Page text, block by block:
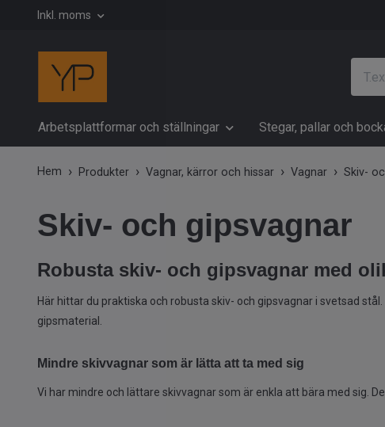
Inkl. moms
Arbetsplattformar och ställningar Stegar, pallar och
Hem Produkter Vagnar, kärror och hissar Vagnar Skiv-
Skiv- och gipsvagnar
Robusta skiv- och gipsvagnar med
Här hittar du praktiska och robusta skiv- och gipsvagnar i svetsad
gipsmaterial.
Mindre skivvagnar som är lätta att ta med sig
Vi har mindre och lättare skivvagnar som är enkla att bära med sig.